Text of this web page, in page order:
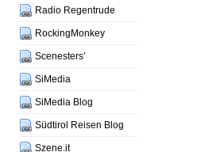
Radio Regentrude
RockingMonkey
Scenesters’
SiMedia
SiMedia Blog
Südtirol Reisen Blog
Szene.it